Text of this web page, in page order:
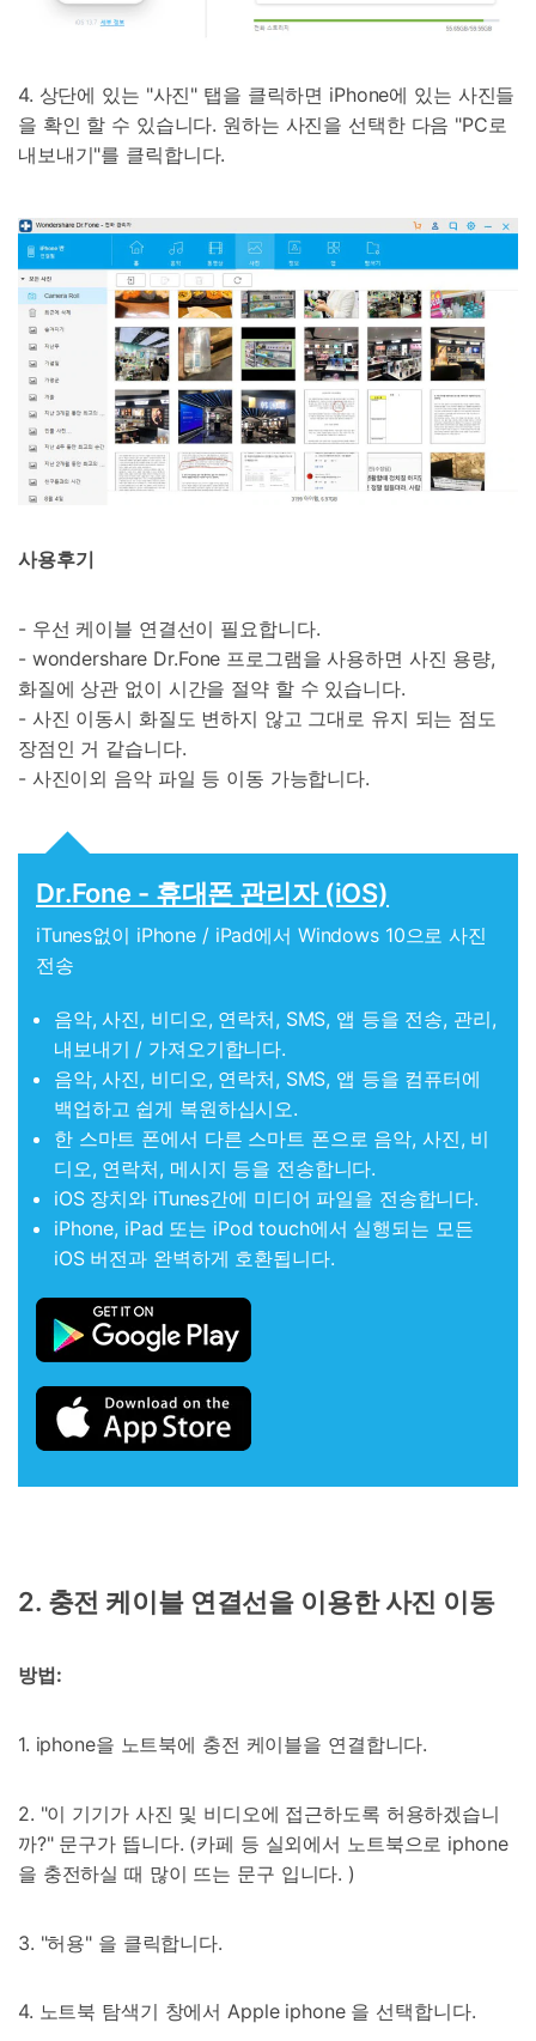
4. 상단에 있는 "사진" 탭을 클릭하면 iPhone에 있는 사진들
을 확인 할 수 있습니다. 원하는 사진을 선택한 다음 "PC로
내보내기"를 클릭합니다.
사용후기
- 우선 케이블 연결선이 필요합니다.
- wondershare Dr.Fone 프로그램을 사용하면 사진 용량,
화질에 상관 없이 시간을 절약 할 수 있습니다.
- 사진 이동시 화질도 변하지 않고 그대로 유지 되는 점도
장점인 거 같습니다.
- 사진이외 음악 파일 등 이동 가능합니다.
Dr.Fone - 휴대폰 관리자 (iOS)
iTunes없이 iPhone / iPad에서 Windows 10으로 사진
전송
음악, 사진, 비디오, 연락처, SMS, 앱 등을 전송, 관리,
내보내기 / 가져오기합니다.
음악, 사진, 비디오, 연락처, SMS, 앱 등을 컴퓨터에
백업하고 쉽게 복원하십시오.
한 스마트 폰에서 다른 스마트 폰으로 음악, 사진, 비
디오, 연락처, 메시지 등을 전송합니다.
iOS 장치와 iTunes간에 미디어 파일을 전송합니다.
iPhone, iPad 또는 iPod touch에서 실행되는 모든
iOS 버전과 완벽하게 호환됩니다.
2. 충전 케이블 연결선을 이용한 사진 이동
방법:
1. iphone을 노트북에 충전 케이블을 연결합니다.
2. "이 기기가 사진 및 비디오에 접근하도록 허용하겠습니
까?" 문구가 뜹니다. (카페 등 실외에서 노트북으로 iphone
을 충전하실 때 많이 뜨는 문구 입니다. )
3. "허용" 을 클릭합니다.
4. 노트북 탐색기 창에서 Apple iphone 을 선택합니다.